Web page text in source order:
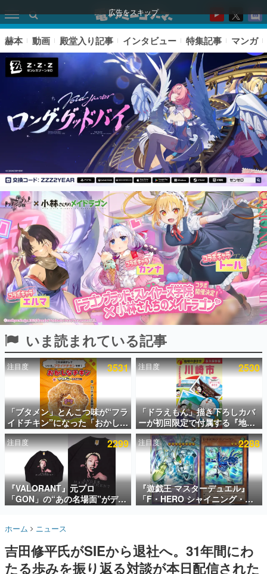
広告をスキップ
ピックアップ
電ファミのいま読まれている記事ランキング
アプリセール情報
インタビュー
連載・特集一覧
殿堂入り記事
SNS拡散数が数千以上！ ページビュー数万以上！ などな
ど。多くの人々に読まれた、電ファミ渾身の“殿堂入り”記
事をまとめました。
ゲームの企画書
名作ゲームクリエイターの方々に製作時のエピソードをお
聞きし、ヒットする企画（ゲーム）とは何か？を探ってい
きます。
赫本
この物語を解いてはいけない。『赫本』は、〈試験問題〉
の形をした短編ホラー小説集です。
新世代に訊く
これからのデジタルゲーム市場を担う若きクリエイター達
の姿を追い、彼らのルーツと情熱を探っていきます。
ゲームに多大な影響を受けた作家さんに取材し、ゲームが
日本のコンテンツ産業やカルチャーに与えた影響を探る企
画です。
赫本 動画 殿堂入り記事 インタビュー 特集記事 マンガ
いま読まれている記事
注目度 3531
「ブタメン」とんこつ味が“フラ
イドチキン”になった「おかしな
チキン」が登場。8月11日より
全国のセブンイレブンで順次発
売、 「ブタメンくん」がデザイ
ンされた専用袋が先着でついて
くるキャンペーンも実施
注目度 2530
「ドラえもん」描き下ろしカバ
ーが初回限定で付属する『地球
の歩き方 川崎市』が8月6日に発
売。全400ページの大ボリュー
ム
注目度 2299
『VALORANT』元プロ
「GON」の“あの名場面”がデザ
インされた新作グッズが本日8月
ツやコインケース、アクキーな
どが全品受注生産で登場、過去
に発売したグッズの再販も
注目度 2288
『遊戯王 マスターデュエル』
「F・HERO シャイニング・フ
レア・ウィングマン」「E・
記念して
ホーム ニュース
吉田修平氏がSIEから退社へ。31年間にわ
たる歩みを振り返る対談が本日配信された